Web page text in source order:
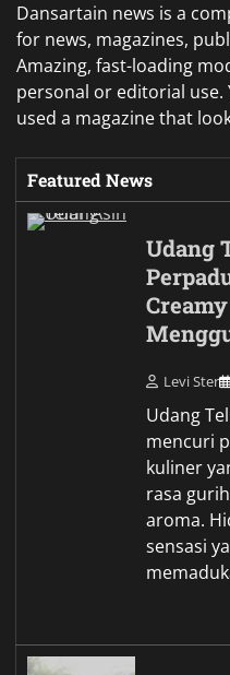
Dansartain news is a
for news, magazines,
Amazing, fast-loading
personal or editorial use.
used a magazine that
Featured News
Udang
Levi Ster
Udang
mencuri
kuliner
rasa
aroma.
sensasi